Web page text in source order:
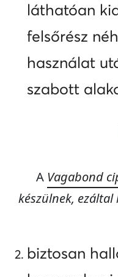
láthatóan
felsőrész
használat
szabott
A Vagabond
készülnek, ezáltal
biztosan